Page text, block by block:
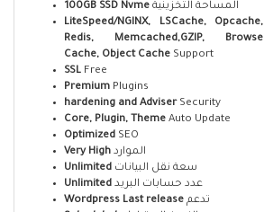
100GB SSD Nvme المساحة التخزينية
LiteSpeed/NGINX, LSCache, Opcache,
Redis, Memcached,GZIP, Browse
Cache, Object Cache Support
SSL Free
Premium Plugins
hardening and AdviserSecurity
Core, Plugin, Theme Auto Update
Optimized SEO
Very High الموارد
Unlimited سعة نقل البيانات
Unlimited عدد حسابات البريد
Wordpress Last release تدعم